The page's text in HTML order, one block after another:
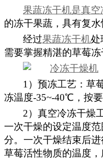
果蔬冻干机是真
的冻干果蔬，具有复
经过果蔬冻干机处
需要掌握精湛的草莓
1） 预冻工艺：草
冻温度-35~-40℃，按
2） 真空冷冻干燥
一次干燥的设定温度
分。一次干燥结束后
草莓活性物质的温度